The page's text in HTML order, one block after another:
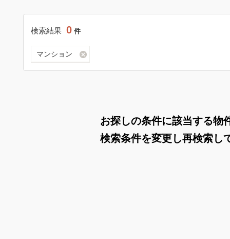
検索結果 0 件
マンション
お探しの条件に該当する物
検索条件を変更し再検索し